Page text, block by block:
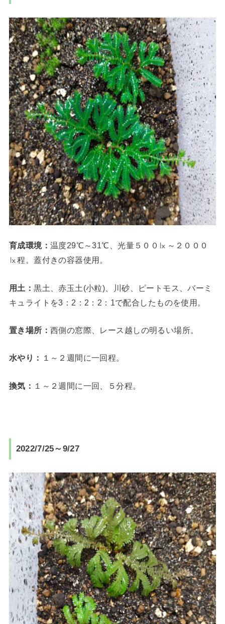
育成環境： 温度29℃～31℃、光量５００㏓～２０００
㏓程。蓋付きの容器使用。
用土：黒土、赤玉土(小粒)、川砂、ピートモス、バーミ
キュライトを3：2：2：2：1で配合したものを使用。
置き場所： 西側の窓際、レース越しの明るい場所。
水やり： １～２週間に一回程。
換気： １～２週間に一回、５分程。
2022/7/25～9/27